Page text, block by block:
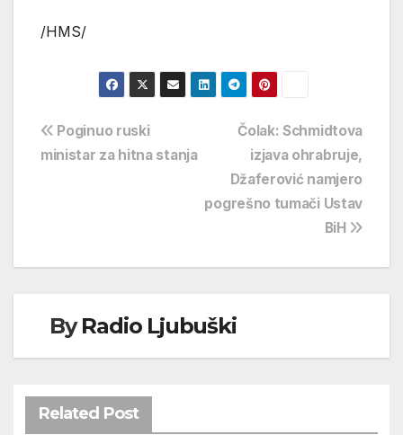
/HMS/
Navigacija
Čolak: Schmidtova
izjava ohrabruje,
Džaferović namjero
pogrešno tumači Ustav
BiH
Poginuo ruski
ministar za hitna stanja
ByRadio Ljubuški
Related Post